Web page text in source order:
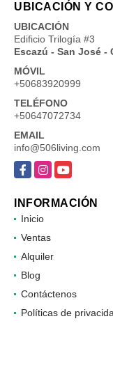
UBICACIÓN Y
UBICACIÓN
Edificio Trilogía #3
Escazú - San José -
MÓVIL
+50683920999
TELÉFONO
+50647072734
EMAIL
info@506living.com
Facebook
InstagramYouTube
INFORMACIÓN
Inicio
Ventas
Alquiler
Blog
Contáctenos
Políticas de